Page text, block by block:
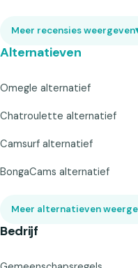
Meer recensies weergeven
Alternatieven
Omegle alternatief
Chatroulette alternatief
Camsurf alternatief
BongaCams alternatief
Meer alternatieven
Bedrijf